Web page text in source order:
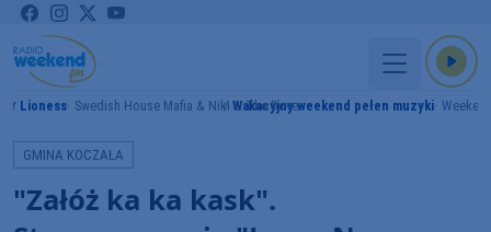
Lioness Swedish House Mafia & Niki & The DoveWakacyjny weekend pełen muzyki
GMINA KOCZAŁA
"Załóż ka ka kask".